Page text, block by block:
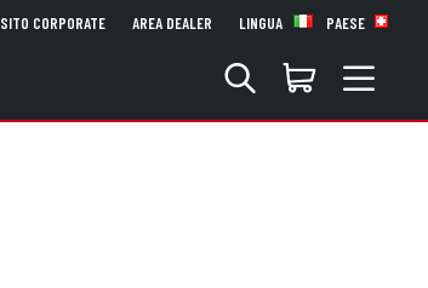
SITO CORPORATE AREA DEALER LINGUA PAESE